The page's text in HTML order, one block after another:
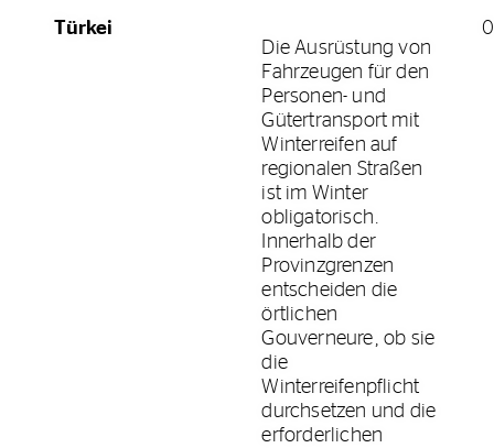
Türkei
Die Ausrüstung von
Fahrzeugen für den
Personen- und
Gütertransport mit
Winterreifen auf
regionalen Straßen
ist im Winter
obligatorisch.
Innerhalb der
Provinzgrenzen
entscheiden die
örtlichen
Gouverneure, ob sie
die
Winterreifenpflicht
durchsetzen und die
erforderlichen